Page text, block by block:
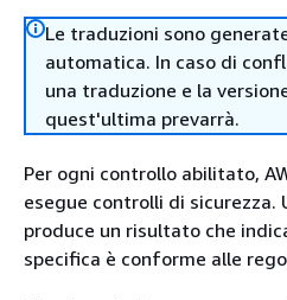
Le traduzioni sono
automatica. In caso di
una traduzione e la
quest'ultima prevarrà.
Per ogni controllo abilitato,
esegue controlli di sicurezza.
produce un risultato che
specifica è conforme alle